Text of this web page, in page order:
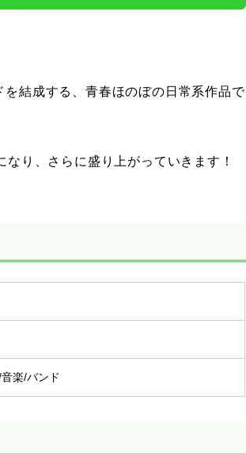
結成する、青春ほのぼの日常系作品で
り、さらに盛り上がっていきます！
楽/バンド